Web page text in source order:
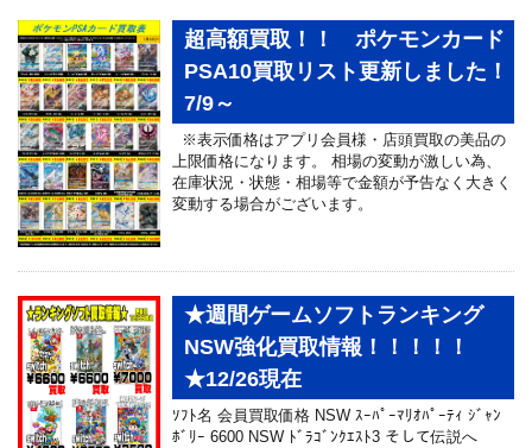
超高額買取！！ ポケモンカード
PSA10買取リスト更新しました！
7/9～
※表示価格はアプリ会員様・店頭買取の美品の
上限価格になります。 相場の変動が激しい為、
在庫状況・状態・相場等で金額が予告なく大きく
変動する場合がございます。
★週間ゲームソフトランキング
NSW強化買取情報！！！！！
★12/26現在
ｿﾌﾄ名 会員買取価格 NSW ｽｰﾊﾟｰﾏﾘｵﾊﾟｰﾃｨ ｼﾞｬﾝ
ﾎﾞﾘｰ 6600 NSW ﾄﾞﾗｺﾞﾝｸｴｽﾄ3 そして伝説へ